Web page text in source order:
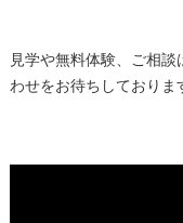
見学や無料体験、ご相
わせをお待ちしておりま